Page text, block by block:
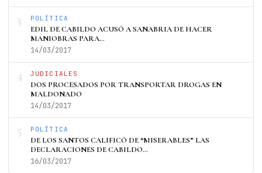
3 POLÍTICA
EDIL DE CABILDO ACUSÓ A SANABRIA DE HACER
MANIOBRAS PARA…
14/03/2017
4 JUDICIALES
DOS PROCESADOS POR TRANSPORTAR DROGAS EN
MALDONADO
14/03/2017
5 POLÍTICA
DE LOS SANTOS CALIFICÓ DE “MISERABLES” LAS
DECLARACIONES DE CABILDO…
16/03/2017